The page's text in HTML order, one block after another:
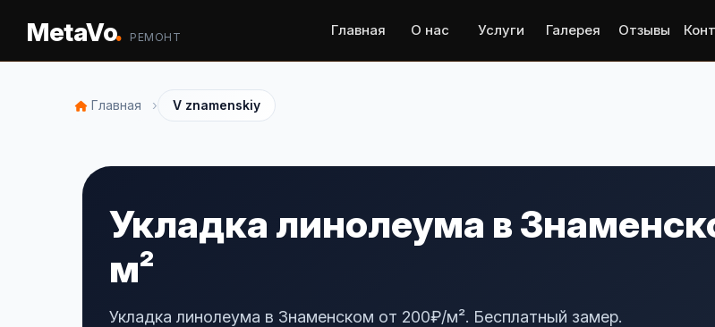
MetaVo. РЕМОНТ Главная О нас Услуги Галерея Отзывы
Главная › V znamenskiy
Укладка линолеума в
м²
Укладка линолеума в Знаменском от 200₽/м². Бесплатный замер.